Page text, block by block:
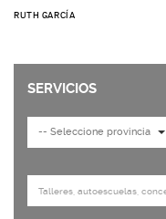
RUTH GARCÍA